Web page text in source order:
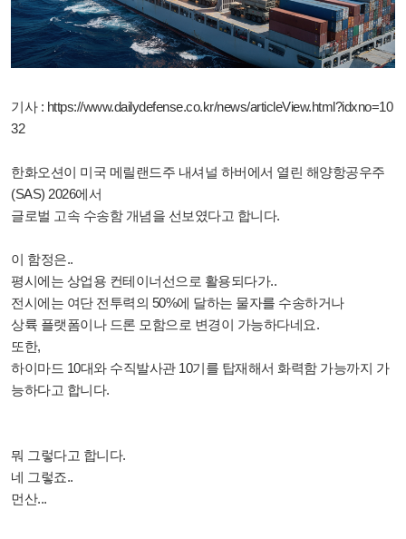
기사 : https://www.dailydefense.co.kr/news/articleView.html?idxno=10
32
한화오션이 미국 메릴랜드주 내셔널 하버에서 열린 해양항공우주
(SAS) 2026에서
글로벌 고속 수송함 개념을 선보였다고 합니다.
이 함정은..
평시에는 상업용 컨테이너선으로 활용되다가..
전시에는 여단 전투력의 50%에 달하는 물자를 수송하거나
상륙 플랫폼이나 드론 모함으로 변경이 가능하다네요.
또한,
하이마드 10대와 수직발사관 10기를 탑재해서 화력함 가능까지 가
능하다고 합니다.
뭐 그렇다고 합니다.
네 그렇죠..
먼산...